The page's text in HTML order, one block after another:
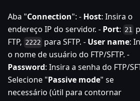
Aba "Connection": - Host: Insira o
endereço IP do servidor. - Port: 21
FTP, 2222 para SFTP. - User name:
o nome de usuário do FTP/SFTP. -
Password: Insira a senha do FTP/
Selecione "Passive mode" se
necessário (útil para contornar